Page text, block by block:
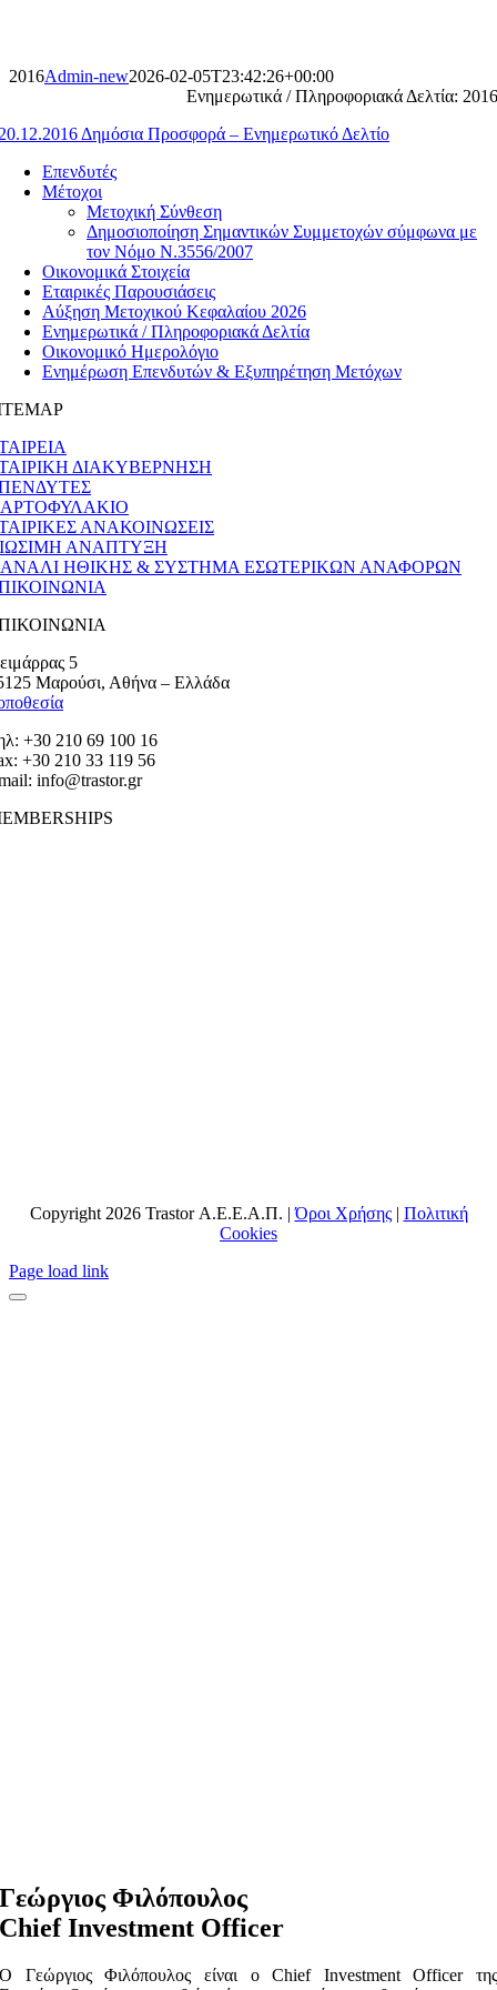
2016Admin-new2026-02-05T23:42:26+00:00
Ενημερωτικά / Πληροφοριακά Δελτία: 2016
Δημόσια Προσφορά – Ενημερωτικό Δελτίο
Επενδυτές
Μέτοχοι
Μετοχική Σύνθεση
Δημοσιοποίηση Σημαντικών Συμμετοχών σύμφωνα με
τον Νόμο Ν.3556/2007
Οικονομικά Στοιχεία
Εταιρικές Παρουσιάσεις
Αύξηση Μετοχικού Κεφαλαίου 2026
Ενημερωτικά / Πληροφοριακά Δελτία
Οικονομικό Ημερολόγιο
Ενημέρωση Επενδυτών & Εξυπηρέτηση Μετόχων
ΔΙΑΚΥΒΕΡΝΗΣΗ
ΑΝΑΚΟΙΝΩΣΕΙΣ
ΑΝΑΠΤΥΞΗ
ΗΘΙΚΗΣ & ΣΥΣΤΗΜΑ ΕΣΩΤΕΡΙΚΩΝ ΑΝΑΦΟΡΩΝ
5
Μαρούσι, Αθήνα – Ελλάδα
+30 210 69 100 16
+30 210 33 119 56
info@trastor.gr
Copyright 2026 Trastor Α.Ε.Ε.Α.Π. |Όροι Χρήσης| Πολιτική
Cookies
Page load link
Γεώργιος Φιλόπουλος
Chief Investment Officer
Ο Γεώργιος Φιλόπουλος είναι ο Chief Investment Officer της